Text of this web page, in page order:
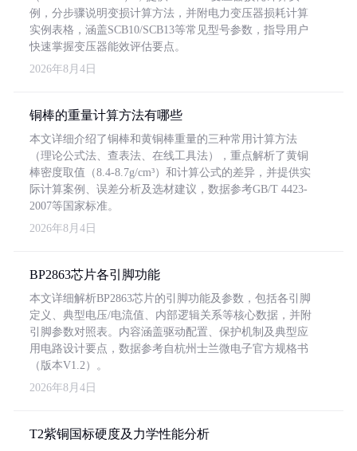
例，分步骤说明变损计算方法，并附电力变压器损耗计算
实例表格，涵盖SCB10/SCB13等常见型号参数，指导用户
快速掌握变压器能效评估要点。
2026年8月4日
铜棒的重量计算方法有哪些
本文详细介绍了铜棒和黄铜棒重量的三种常用计算方法
（理论公式法、查表法、在线工具法），重点解析了黄铜
棒密度取值（8.4-8.7g/cm³）和计算公式的差异，并提供实
际计算案例、误差分析及选材建议，数据参考GB/T 4423-
2007等国家标准。
2026年8月4日
BP2863芯片各引脚功能
本文详细解析BP2863芯片的引脚功能及参数，包括各引脚
定义、典型电压/电流值、内部逻辑关系等核心数据，并附
引脚参数对照表。内容涵盖驱动配置、保护机制及典型应
用电路设计要点，数据参考自杭州士兰微电子官方规格书
（版本V1.2）。
2026年8月4日
T2紫铜国标硬度及力学性能分析